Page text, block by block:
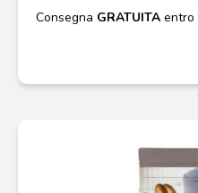
Consegna GRATUITA entro